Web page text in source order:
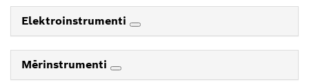
Elektroinstrumenti
Mērinstrumenti